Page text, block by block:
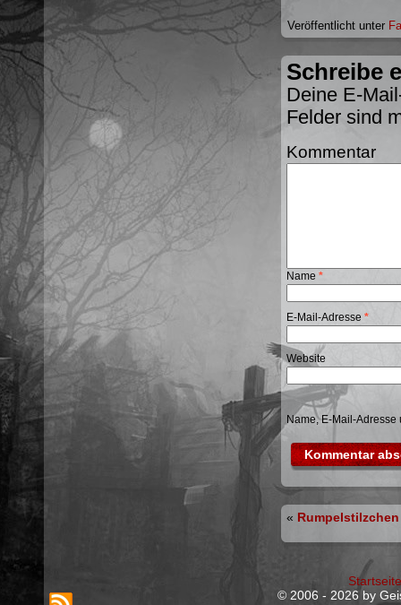
Veröffentlicht unter
Schreibe
Deine E-
Felder sind
Kommentar
Name *
E-Mail-Adresse *
Website
Name, E-Mail-
«
Startseite
© 2006 - 2026 by